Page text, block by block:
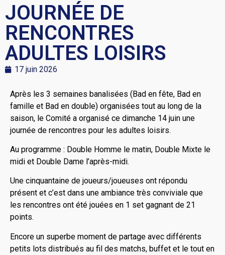
JOURNÉE DE
RENCONTRES
ADULTES LOISIRS
17 juin 2026
Après les 3 semaines banalisées (Bad en fête, Bad en
famille et Bad en double) organisées tout au long de la
saison, le Comité a organisé ce dimanche 14 juin une
journée de rencontres pour les adultes loisirs.
Au programme : Double Homme le matin, Double Mixte le
midi et Double Dame l’après-midi.
Une cinquantaine de joueurs/joueuses ont répondu
présent et c’est dans une ambiance très conviviale que
les rencontres ont été jouées en 1 set gagnant de 21
points.
Encore un superbe moment de partage avec différents
petits lots distribués au fil des matchs, buffet et le tout en